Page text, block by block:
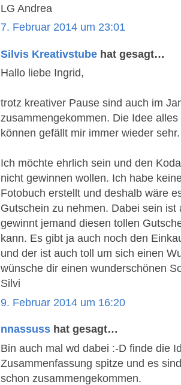
LG Andrea
7. Februar 2014 um 23:01
Silvis Kreativstube hat gesagt…
Hallo liebe Ingrid,
trotz kreativer Pause sind auch im
zusammengekommen. Die Idee
können gefällt mir immer wieder sehr.
Ich möchte ehrlich sein und den
nicht gewinnen wollen. Ich habe
Fotobuch erstellt und deshalb wäre
Gutschein zu nehmen. Dabei sein ist
gewinnt jemand diesen tollen
kann. Es gibt ja auch noch den
und der ist auch toll um sich einen
wünsche dir einen wunderschönen
Silvi
9. Februar 2014 um 16:20
nnassuss hat gesagt…
Bin auch mal wd dabei :-D finde die
Zusammenfassung spitze und es
schon zusammengekommen.